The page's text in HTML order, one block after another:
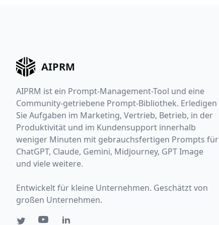
AIPRM
AIPRM ist ein Prompt-Management-Tool und eine
Community-getriebene Prompt-Bibliothek. Erledigen
Sie Aufgaben im Marketing, Vertrieb, Betrieb, in der
Produktivität und im Kundensupport innerhalb
weniger Minuten mit gebrauchsfertigen Prompts für
ChatGPT, Claude, Gemini, Midjourney, GPT Image
und viele weitere.
Entwickelt für kleine Unternehmen. Geschätzt von
großen Unternehmen.